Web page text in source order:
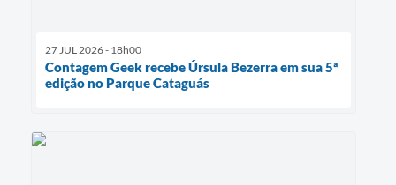
27 JUL 2026 - 18h00
Contagem Geek recebe Úrsula Bezerra em sua 5ª
edição no Parque Cataguás